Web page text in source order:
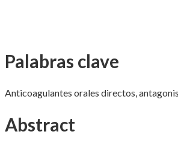
Palabras clave
Anticoagulantes orales directos,
Abstract